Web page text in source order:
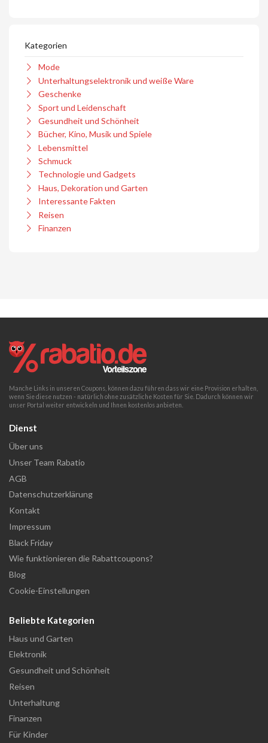
Kategorien
Mode
Unterhaltungselektronik und weiße Ware
Geschenke
Sport und Leidenschaft
Gesundheit und Schönheit
Bücher, Kino, Musik und Spiele
Lebensmittel
Schmuck
Technologie und Gadgets
Haus, Dekoration und Garten
Interessante Fakten
Reisen
Finanzen
Manche Links in unseren Coupons, können dazu führen dass wir eine Provision erhalten,
wenn Sie diese nutzen - natürlich ohne zusätzliche Kosten für Sie. Dadurch können wir
unser Portal weiter entwickeln und Ihnen kostenlos anbieten.
Dienst
Über uns
Unser Team Rabatio
AGB
Datenschutzerklärung
Kontakt
Impressum
Black Friday
Wie funktionieren die Rabattcoupons?
Blog
Cookie-Einstellungen
Beliebte Kategorien
Haus und Garten
Elektronik
Gesundheit und Schönheit
Reisen
Unterhaltung
Finanzen
Für Kinder